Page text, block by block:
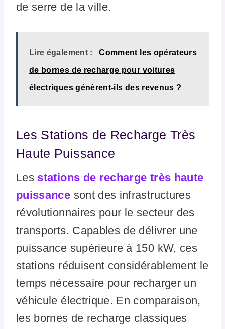
de serre de la ville.
Lire également : Comment les opérateurs
de bornes de recharge pour voitures
électriques génèrent-ils des revenus ?
Les Stations de Recharge Très
Haute Puissance
Les stations de recharge très haute
puissance sont des infrastructures
révolutionnaires pour le secteur des
transports. Capables de délivrer une
puissance supérieure à 150 kW, ces
stations réduisent considérablement le
temps nécessaire pour recharger un
véhicule électrique. En comparaison,
les bornes de recharge classiques